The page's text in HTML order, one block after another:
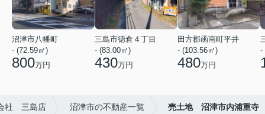
沼津市八幡町
- (72.59㎡)
800万円
三島市徳倉４丁目
- (83.00㎡)
430万円
田方郡函南町平井
- (103.56㎡)
480万円
-
社 三島店 沼津市の不動産一覧 売土地 沼津市内浦重寺